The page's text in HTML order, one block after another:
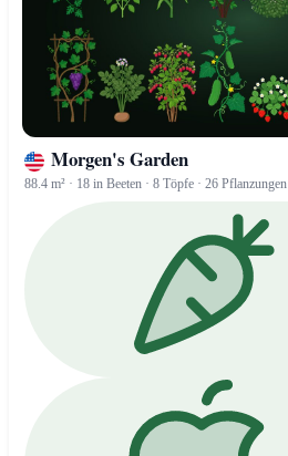
Morgen's Garden
88.4 m² · 18 in Beeten · 8 Töpfe · 26 Pflanzungen